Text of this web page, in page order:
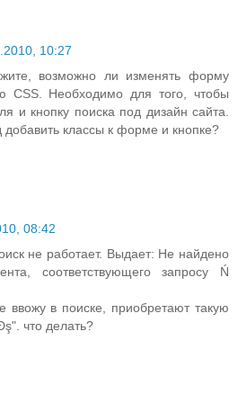
10:27
возможно ли изменять форму
CSS. Необходимо для того, чтобы
и кнопку поиска под дизайн сайта.
классы к форме и кнопке?
08:42
не работает. Выдает: Не найдено
соответствующего запросу Ń
ввожу в поиске, приобретают такую
что делать?